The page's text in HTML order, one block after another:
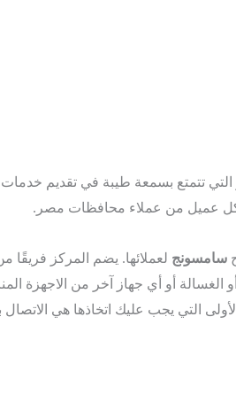
تتمتع بسمعة طيبة في تقديم
عميل من عملاء محافظات مصر.
سامسونج لعملائها. يضم المركز فريقًا
التي يجب عليك اتخاذها هي الاتصال